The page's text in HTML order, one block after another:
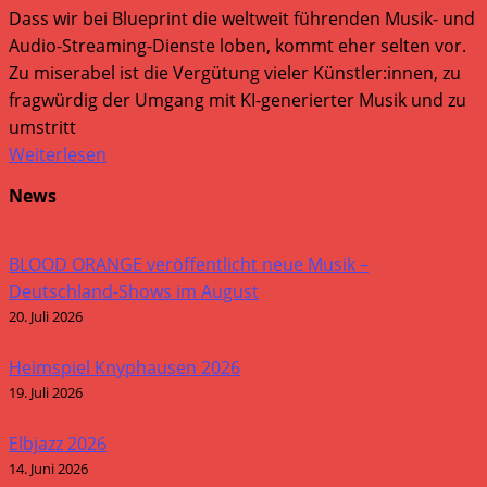
Dass wir bei Blueprint die weltweit führenden Musik- und
Audio-Streaming-Dienste loben, kommt eher selten vor.
Zu miserabel ist die Vergütung vieler Künstler:innen, zu
fragwürdig der Umgang mit KI-generierter Musik und zu
umstritt
Weiterlesen
News
BLOOD ORANGE veröffentlicht neue Musik –
Deutschland-Shows im August
20. Juli 2026
Heimspiel Knyphausen 2026
19. Juli 2026
Elbjazz 2026
14. Juni 2026